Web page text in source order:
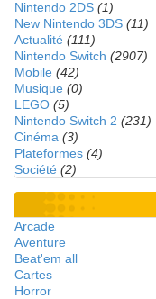
Nintendo 2DS (1)
New Nintendo 3DS (11)
Actualité (111)
Nintendo Switch (2907)
Mobile (42)
Musique (0)
LEGO (5)
Nintendo Switch 2 (231)
Cinéma (3)
Plateformes (4)
Société (2)
Arcade
Aventure
Beat'em all
Cartes
Horror